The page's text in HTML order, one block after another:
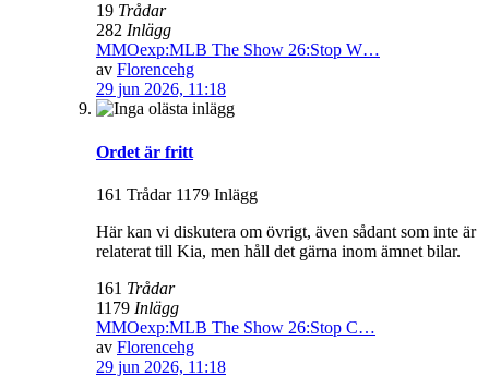
19 Trådar
282 Inlägg
MMOexp:MLB The Show 26:Stop W…
av Florencehg
29 jun 2026, 11:18
Ordet är fritt
161 Trådar 1179 Inlägg
Här kan vi diskutera om övrigt, även sådant som inte är
relaterat till Kia, men håll det gärna inom ämnet bilar.
161 Trådar
1179 Inlägg
MMOexp:MLB The Show 26:Stop C…
av Florencehg
29 jun 2026, 11:18